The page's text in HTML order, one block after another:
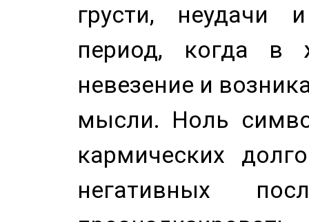
грусти, неудачи
период, когда в
невезение и
мысли. Ноль
кармических
негативных